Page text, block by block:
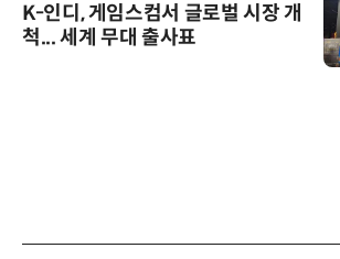
K-인디, 게임스컴서 글로벌 시장 개
척... 세계 무대 출사표